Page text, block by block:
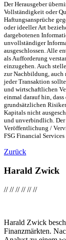
Der Herausgeber
Vollständigkeit oder
Haftungsansprüche
oder ideeller Art
dargebotenen
unvollständiger
ausgeschlossen. Alle
als Aufforderung
einzugehen. Auch
zur Nachbildung, auch
jeder Transaktion
und wirtschaftlichen
einmal darauf hin,
grundsätzlichen
Kapitals nicht
und unverbindlich. Der
Veröffentlichung /
FSG Financial
Zurück
Harald Zwick
////////////
Harald Zwick
Finanzmärkten.